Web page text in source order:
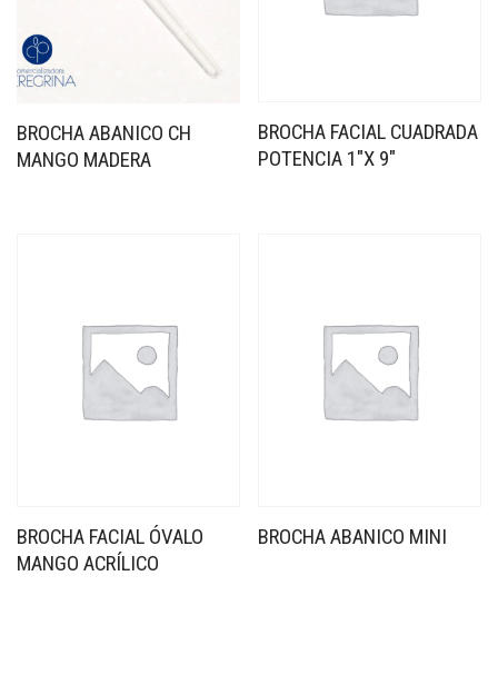
BROCHA ABANICO CH
MANGO MADERA
BROCHA FACIAL CUADRADA
POTENCIA 1″X 9″
BROCHA FACIAL ÓVALO
MANGO ACRÍLICO
BROCHA ABANICO MINI